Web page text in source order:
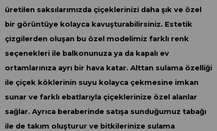
üretilen saksılarımızda çiçeklerinizi daha şık ve özel
bir görüntüye kolayca kavuşturabilirsiniz. Estetik
çizgilerden oluşan bu özel modelimiz farklı renk
seçenekleri ile balkonunuza ya da kapalı ev
ortamlarınıza ayrı bir hava katar. Alttan sulama özelliği
ile çiçek köklerinin suyu kolayca çekmesine imkan
sunar ve farklı ebatlarıyla çiçeklerinize özel alanlar
sağlar. Ayrıca beraberinde satışa sunduğumuz tabağı
ile de takım oluşturur ve bitkilerinize sulama